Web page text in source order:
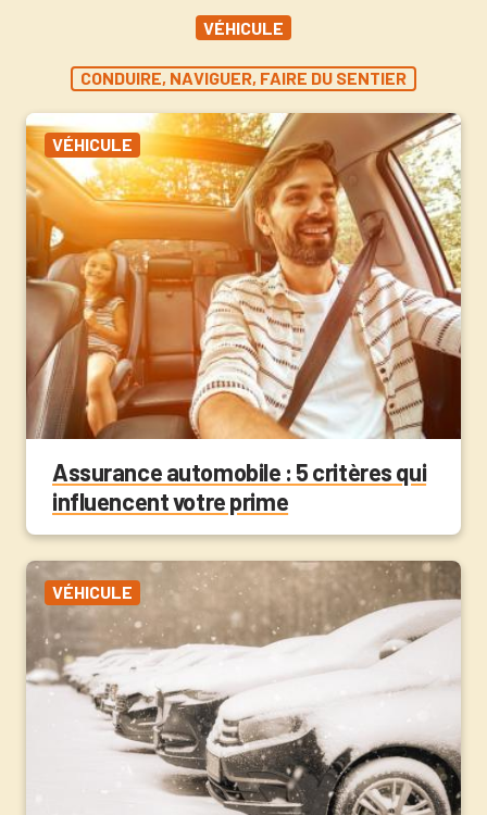
VÉHICULE
CONDUIRE, NAVIGUER, FAIRE DU SENTIER
VÉHICULE
Assurance automobile : 5 critères qui
influencent votre prime
VÉHICULE